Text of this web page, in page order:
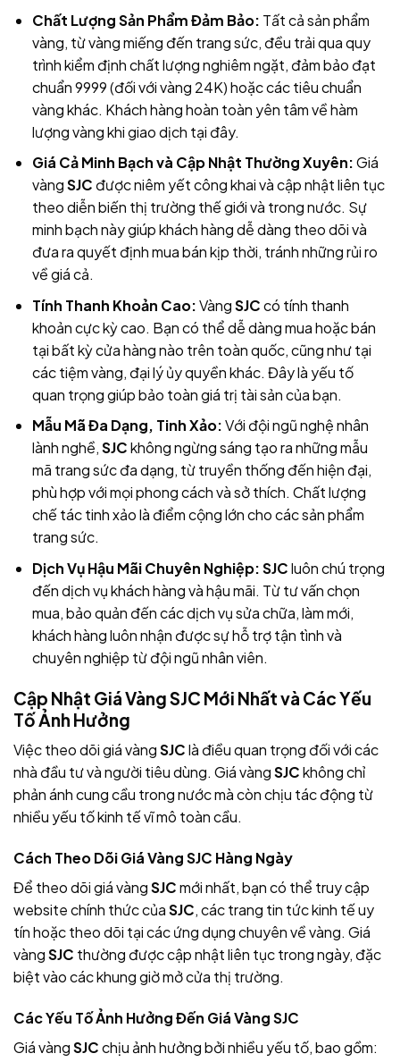
Chất Lượng Sản Phẩm Đảm Bảo: Tất cả sản phẩm
vàng, từ vàng miếng đến trang sức, đều trải qua quy
trình kiểm định chất lượng nghiêm ngặt, đảm bảo đạt
chuẩn 9999 (đối với vàng 24K) hoặc các tiêu chuẩn
vàng khác. Khách hàng hoàn toàn yên tâm về hàm
lượng vàng khi giao dịch tại đây.
Giá Cả Minh Bạch và Cập Nhật Thường Xuyên:Giá
vàngSJC được niêm yết công khai và cập nhật liên tục
theo diễn biến thị trường thế giới và trong nước. Sự
minh bạch này giúp khách hàng dễ dàng theo dõi và
đưa ra quyết định mua bán kịp thời, tránh những rủi ro
về giá cả.
Tính Thanh Khoản Cao:VàngSJCcó tính thanh
khoản cực kỳ cao. Bạn có thể dễ dàng mua hoặc bán
tại bất kỳ cửa hàngnào trên toàn quốc, cũng như tại
các tiệm vàng, đại lý ủy quyền khác. Đây là yếu tố
quan trọng giúp bảo toàn giá trị tài sản của bạn.
Mẫu Mã Đa Dạng, Tinh Xảo:Với đội ngũ nghệ nhân
lành nghề,SJCkhông ngừng sáng tạo ra những mẫu
mã trang sức đa dạng, từ truyền thống đến hiện đại,
phù hợp với mọi phong cách và sở thích. Chất lượng
chế tác tinh xảo là điểm cộng lớn cho các sản phẩm
trang sức.
Dịch Vụ Hậu Mãi Chuyên Nghiệp:SJCluôn chú trọng
đến dịch vụ khách hàng và hậu mãi. Từ tư vấn chọn
mua, bảo quản đến các dịch vụ sửa chữa, làm mới,
khách hàng luôn nhận được sự hỗ trợ tận tình và
chuyên nghiệp từ đội ngũ nhân viên.
Cập Nhật Giá Vàng SJC Mới Nhất và Các Yếu
Tố Ảnh Hưởng
Việc theo dõi giá vàngSJClà điều quan trọng đối với các
nhà đầu tư và người tiêu dùng. Giá vàngSJCkhông chỉ
phản ánh cung cầu trong nước mà còn chịu tác động từ
nhiều yếu tố kinh tế vĩ mô toàn cầu.
Cách Theo Dõi Giá Vàng SJC Hàng Ngày
Để theo dõi giá vàngSJCmới nhất, bạn có thể truy cập
website chính thức củaSJC, các trang tin tức kinh tế uy
tín hoặc theo dõi tại các ứng dụng chuyên về vàng. Giá
vàngSJC thường được cập nhật liên tục trong ngày, đặc
biệt vào các khung giờ mở cửa thị trường.
Các Yếu Tố Ảnh Hưởng Đến Giá Vàng SJC
Giá vàngSJCchịu ảnh hưởng bởi nhiều yếu tố, bao gồm: